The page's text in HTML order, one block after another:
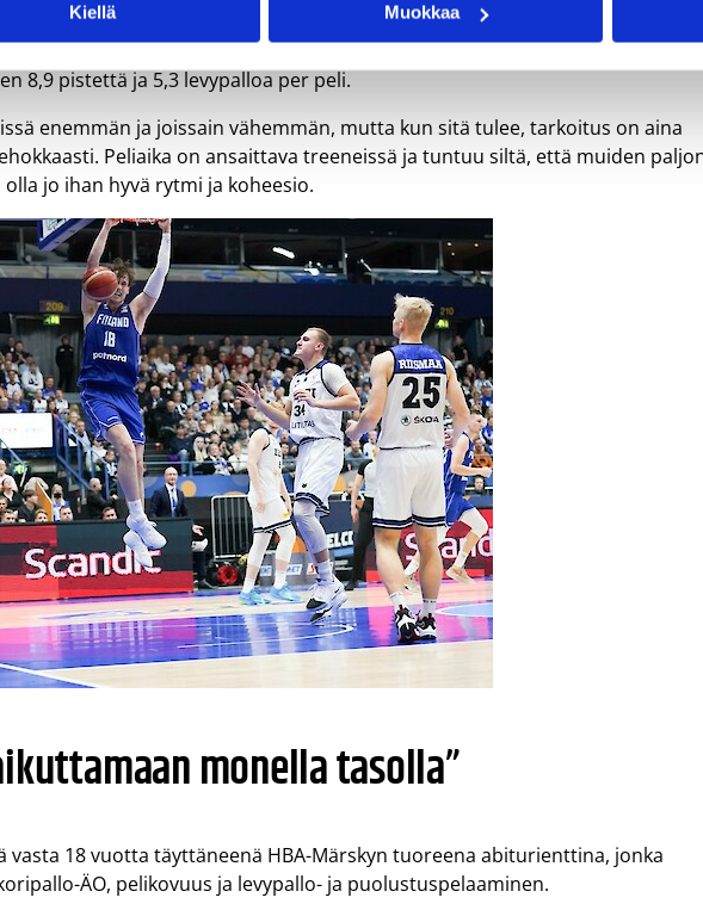
Kiellä Muokkaa
on tullut kättelyssä päävalmentaja Marcelo Nicolan luottopelaajia.
Susijengissä aloittava Jantunen on kellottanut 23,4 minuuttia ottelua
8,9 pistettä ja 5,3 levypalloa per peli.
enemmän ja joissain vähemmän, mutta kun sitä tulee, tarkoitus on aina
Peliaika on ansaittava treeneissä ja tuntuu siltä, että muiden
jo ihan hyvä rytmi ja koheesio.
monella tasolla”
vasta 18 vuotta täyttäneenä HBA-Märskyn tuoreena abiturienttina, jonka
ÄO, pelikovuus ja levypallo- ja puolustuspelaaminen.